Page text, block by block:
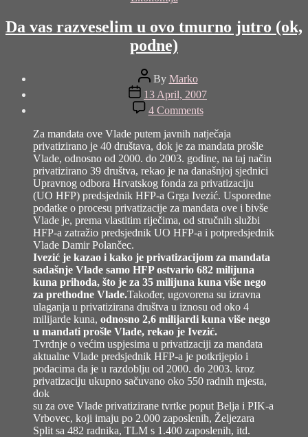
Da vas razveselim u ovo tmurno jutro (ok,
podne)
Post
author
By Marko
Post
date
13 April, 2007
4 Commentson
Da
vas
razveselim
u
ovo
tmurno
jutro
(ok,
podne)
Za mandata ove Vlade putem javnih natječaja
privatizirano je 40 društava, dok je za mandata prošle
Vlade, odnosno od 2000. do 2003. godine, na taj način
privatizirano 39 društva, rekao je na današnjoj sjednici
Upravnog odbora Hrvatskog fonda za privatizaciju
(UO HFP) predsjednik HFP-a Grga Ivezić. Usporedne
podatke o procesu privatizacije za mandata ove i bivše
Vlade je, prema vlastitim riječima, od stručnih službi
HFP-a zatražio predsjednik UO HFP-a i potpredsjednik
Vlade Damir Polančec.
Ivezić je kazao i kako je privatizacijom za mandata
sadašnje Vlade samo HFP ostvario 682 milijuna
kuna prihoda, što je za 35 milijuna kuna više nego
za prethodne Vlade.Također, ugovorena su izravna
ulaganja u privatizirana društva u iznosu od oko 4
milijarde kuna, odnosno 2,6 milijardi kuna više nego
u mandati prošle Vlade, rekao je Ivezić.
Tvrdnje o većim uspjesima u privatizaciji za mandata
aktualne Vlade predsjednik HFP-a je potkrijepio i
podacima da je u razdoblju od 2000. do 2003. kroz
privatizaciju ukupno sačuvano oko 550 radnih mjesta,
dok
su za ove Vlade privatizirane tvrtke poput Belja i PIK-a
Vrbovec, koji imaju po 2.000 zaposlenih, Željezara
Split sa 482 radnika, TLM s 1.400 zaposlenih, itd.